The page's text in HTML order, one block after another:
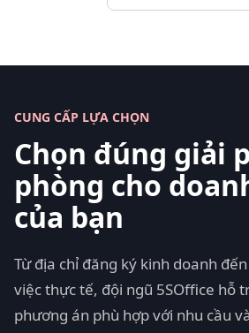
CUNG CẤP LỰA CHỌN
Chọn đúng giải
phòng cho
của bạn
Từ địa chỉ đăng ký kinh doanh
việc thực tế, đội ngũ 5SOffice hỗ
phương án phù hợp với nhu cầu